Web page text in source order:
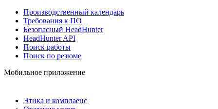
Производственный календарь
Требования к ПО
Безопасный HeadHunter
HeadHunter API
Поиск работы
Поиск по резюме
Мобильное приложение
Этика и комплаенс